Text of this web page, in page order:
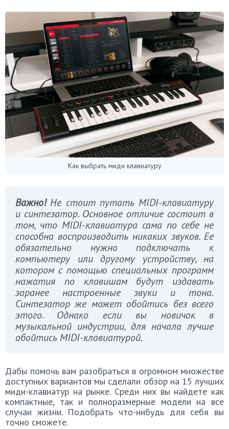
Как выбрать миди клавиатуру
Важно!Не стоит путать MIDI-клавиатуру
и синтезатор. Основное отличие состоит в
том, что MIDI-клавиатура сама по себе не
способна воспроизводить никаких звуков. Ее
обязательно нужно подключать к
компьютеру или другому устройству, на
котором с помощью специальных программ
нажатия по клавишам будут издавать
заранее настроенные звуки и тона.
Синтезатор же может обойтись без всего
этого. Однако если вы новичок в
музыкальной индустрии, для начала лучше
обойтись MIDI-клавиатурой.
Дабы помочь вам разобраться в огромном множестве
доступных вариантов мы сделали обзор на 15 лучших
миди-клавиатур на рынке. Среди них вы найдете как
компактные, так и полноразмерные модели на все
случаи жизни. Подобрать что-нибудь для себя вы
точно сможете.